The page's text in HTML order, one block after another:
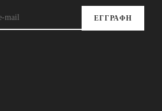
ΕΓΓΡΑΦΗ